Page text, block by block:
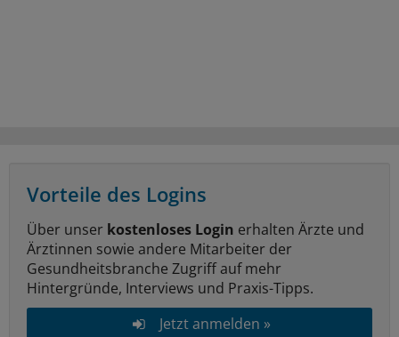
Vorteile des Logins
Über unser kostenloses Login erhalten Ärzte und
Ärztinnen sowie andere Mitarbeiter der
Gesundheitsbranche Zugriff auf mehr
Hintergründe, Interviews und Praxis-Tipps.
Jetzt anmelden »